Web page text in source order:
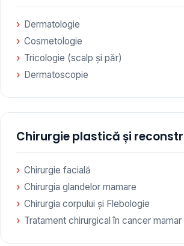
Dermatologie
Cosmetologie
Tricologie (scalp și păr)
Dermatoscopie
Chirurgie plastică și
Chirurgie facială
Chirurgia glandelor mamare
Chirurgia corpului și Flebologie
Tratament chirurgical în cancer mamar